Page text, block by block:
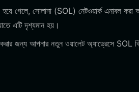
গেলে, সোলানা (SOL) নেটওয়ার্ক এনাবল করা
এটি দৃশ্যমান হয়।
জন্য আপনার নতুন ওয়ালেট অ্যাড্রেসে SOL